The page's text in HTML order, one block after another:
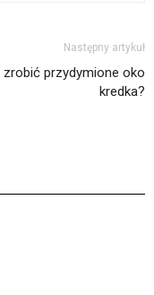
Następny artykuł
zrobić przydymione oko
kredka?